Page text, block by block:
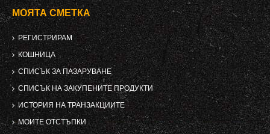
МОЯТА СМЕТКА
РЕГИСТРИРАМ
КОШНИЦА
СПИСЪК ЗА ПАЗАРУВАНЕ
СПИСЪК НА ЗАКУПЕНИТЕ ПРОДУКТИ
ИСТОРИЯ НА ТРАНЗАКЦИИТЕ
МОИТЕ ОТСТЪПКИ